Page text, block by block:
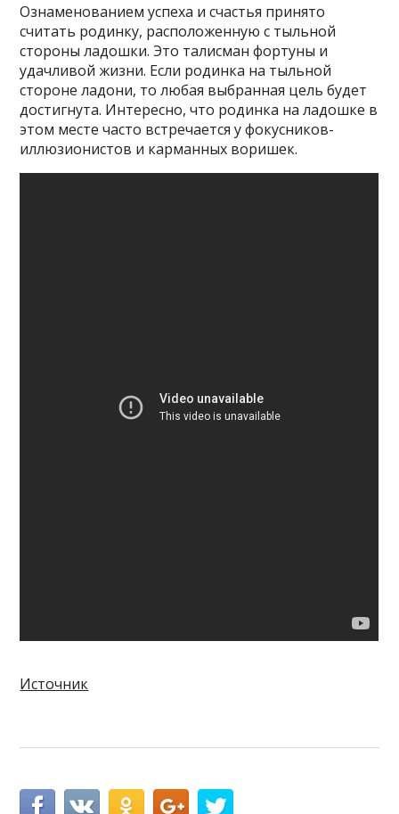
Ознаменованием успеха и счастья принято
считать родинку, расположенную с тыльной
стороны ладошки. Это талисман фортуны и
удачливой жизни. Если родинка на тыльной
стороне ладони, то любая выбранная цель будет
достигнута. Интересно, что родинка на ладошке в
этом месте часто встречается у фокусников-
иллюзионистов и карманных воришек.
Источник